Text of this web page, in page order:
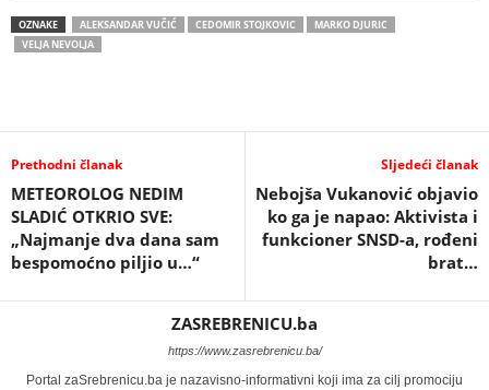
OZNAKE ALEKSANDAR VUČIĆ CEDOMIR STOJKOVIC
MARKO DJURIC
VELJA NEVOLJA
Prethodni članak
METEOROLOG NEDIM
SLADIĆ OTKRIO SVE:
„Najmanje dva dana sam
bespomoćno piljio u…“
Sljedeći članak
Nebojša Vukanović objavio
ko ga je napao: Aktivista i
funkcioner SNSD-a, rođeni
brat…
ZASREBRENICU.ba
https://www.zasrebrenicu.ba/
Portal zaSrebrenicu.ba je nazavisno-informativni koji ima za cilj promociju